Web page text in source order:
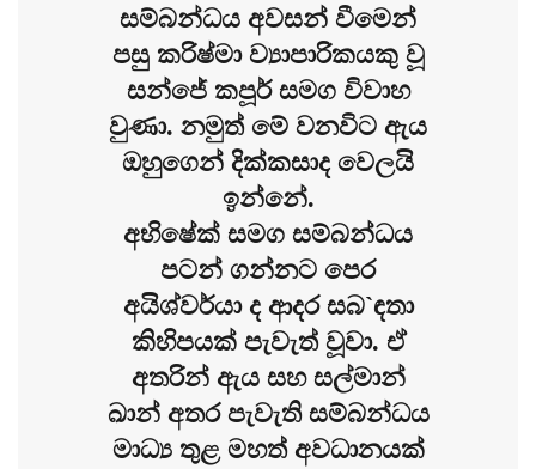
සම්බන්ධය අවසන් වීමෙන්
පසු කරිෂ්මා ව්‍යාපාරිකයකු වූ
සන්ජේ කපූර් සමග විවාහ
වුණා. නමුත් මේ වනවිට ඇය
ඔහුගෙන් දික්කසාද වෙලයි
ඉන්නේ.
අභිෂේක් සමග සම්බන්ධය
පටන් ගන්නට පෙර
අයිශ්වර්යා ද ආදර සබ`ඳතා
කිහිපයක් පැවැත් වූවා. ඒ
අතරින් ඇය සහ සල්මාන්
ඛාන් අතර පැවැති සම්බන්ධය
මාධ්‍ය තුළ මහත් අවධානයක්